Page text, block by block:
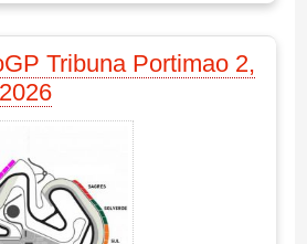
Tribuna Portimao 2,